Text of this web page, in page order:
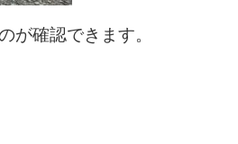
が確認できます。